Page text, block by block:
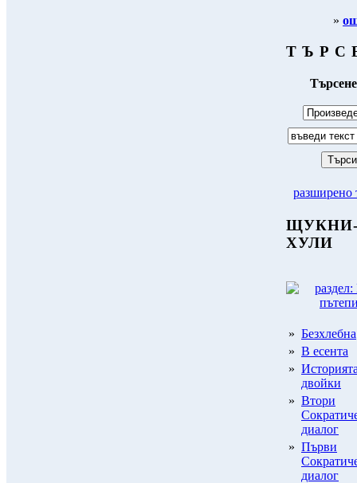
»
Т Ъ Р С
разширено
ХУЛИ
» Безхлебна
» В есента
»
двойки
» Втори
диалог
» Първи
диалог